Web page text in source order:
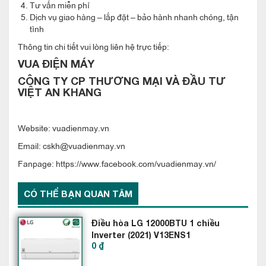
Tận hưởng mát lạnh tức thì ngay khi bật
máy
Máy điều hòa Mitsubishi Electric 12000btu 1 chiều MS-
JS35VF có khả năng làm lạnh nhanh chóng với luồng thổi
hành, mang lại cảm giác mát lạnh sảng khoái ngay tức thì cho
người dùng.
Lưới lọc Plasma diệt khuẩn khử mùi hiệu
quả
Tư vấn miễn phí
Dịch vụ giao hàng – lắp đặt – bảo hành nhanh chóng, tận
tình
Thông tin chi tiết vui lòng liên hệ trực tiếp:
VUA ĐIỆN MÁY
CÔNG TY CP THƯƠNG MẠI VÀ ĐẦU TƯ
VIỆT AN KHANG
Website: vuadienmay.vn
Email: cskh@vuadienmay.vn
Fanpage: https://www.facebook.com/vuadienmay.vn/
CÓ THỂ BẠN QUAN TÂM
Điều hòa LG 12000BTU 1 chiều
Inverter (2021) V13ENS1
0 ₫